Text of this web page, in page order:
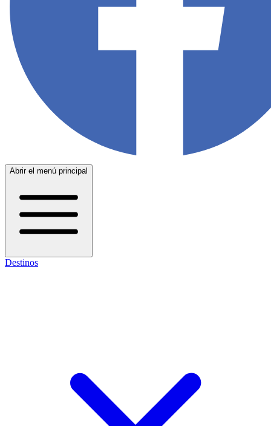
Abrir el menú principal
Destinos